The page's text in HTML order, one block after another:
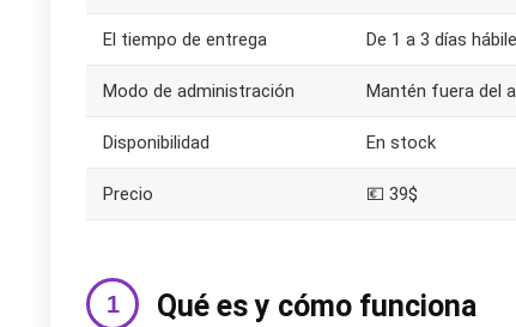
El tiempo de entrega De 1 a 3 días
Modo de administración Mantén fuera del
Disponibilidad En stock
Precio 💶 39$
Qué es y cómo funciona